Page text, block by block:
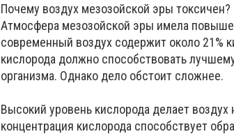
Почему воздух мезозойской эры токсичен?
Атмосфера мезозойской эры имела
современный воздух содержит около 21%
кислорода должно способствовать
организма. Однако дело обстоит сложнее.
Высокий уровень кислорода делает
концентрация кислорода способствует